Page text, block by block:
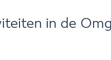
in de